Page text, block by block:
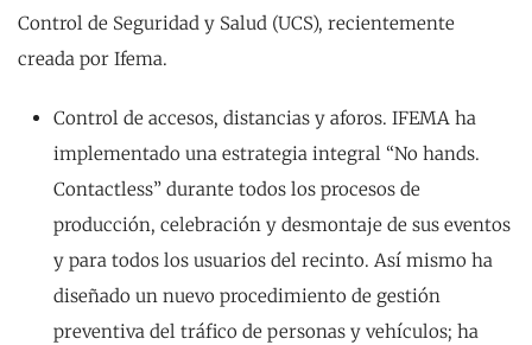
Control de Seguridad y Salud (UCS), recientemente
creada por Ifema.
Control de accesos, distancias y aforos. IFEMA ha
implementado una estrategia integral “No hands.
Contactless” durante todos los procesos de
producción, celebración y desmontaje de sus eventos
y para todos los usuarios del recinto. Así mismo ha
diseñado un nuevo procedimiento de gestión
preventiva del tráfico de personas y vehículos; ha